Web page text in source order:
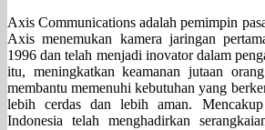
Axis Communications adalah pemimpin
Axis menemukan kamera jaringan
1996 dan telah menjadi inovator dalam
itu, meningkatkan keamanan jutaan
membantu memenuhi kebutuhan yang
lebih cerdas dan lebih aman.
Indonesia telah menghadirkan